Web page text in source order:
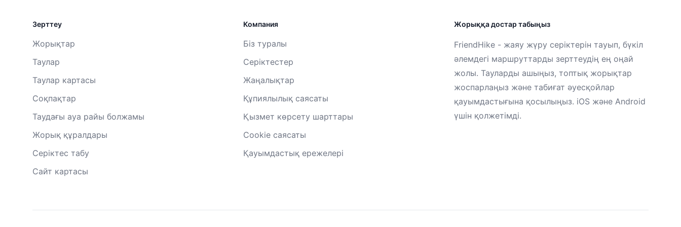
Зерттеу
Жорықтар
Таулар
Таулар картасы
Соқпақтар
Таудағы ауа райы болжамы
Жорық құралдары
Серіктес табу
Сайт картасы
Компания
Біз туралы
Серіктестер
Жаңалықтар
Құпиялылық саясаты
Қызмет көрсету шарттары
Cookie саясаты
Қауымдастық ережелері
Жорыққа достар табыңыз
FriendHike - жаяу жүру серіктерін тауып, бүкіл
әлемдегі маршруттарды зерттеудің ең оңай
жолы. Тауларды ашыңыз, топтық жорықтар
жоспарлаңыз және табиғат әуесқойлар
қауымдастығына қосылыңыз. iOS және Android
үшін қолжетімді.